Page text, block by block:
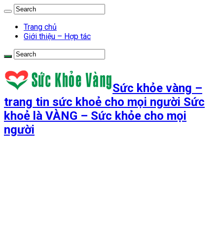
Trang chủ
Giới thiệu – Hợp tác
Sức khỏe vàng –
trang tin sức khoẻ cho mọi người Sức
khoẻ là VÀNG – Sức khỏe cho mọi
người